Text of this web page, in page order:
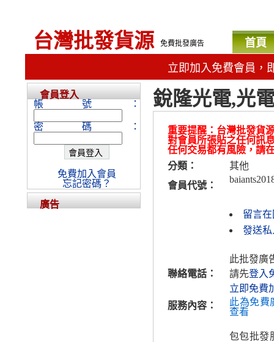
台灣批發貨源 免費批發廣告 首頁
立即加入免費會員，
銳隆光電,光
重要提醒：台灣批發貨
對會員所張貼之任何訊
任何交易都有風險，請
分類：
其他
會員代號：
留言
發送私
聯絡電話：
此批發廣
請先登入
立即免費
服務內容：
此為免費
查看
包包批發
會員登入
帳號：
密碼：
免費加入會員
忘記密碼？
廣告